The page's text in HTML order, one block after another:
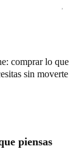
comprar lo que
sin moverte
piensas